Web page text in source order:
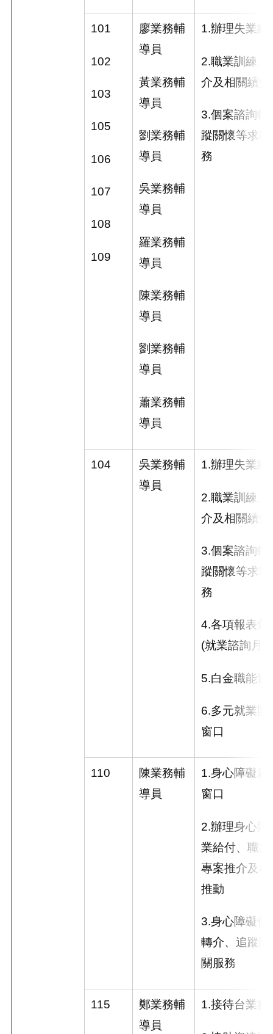
101
102
103
105
106
107
108
109
廖業務輔
導員
黃業務輔
導員
劉業務輔
導員
吳業務輔
導員
羅業務輔
導員
陳業務輔
導員
劉業務輔
導員
蕭業務輔
導員
1.辦理失業給
2.職業訓練、
介及相關績
3.個案諮詢轉
蹤關懷等求
務
104
吳業務輔
導員
1.辦理失業給
2.職業訓練、
介及相關績
3.個案諮詢轉
蹤關懷等求
務
4.各項報表彙
(就業諮詢月
5.白金職能窗
6.多元就業開
窗口
110
陳業務輔
導員
1.身心障礙就
窗口
2.辦理身心障
業給付、職
專案推介及
推動
3.身心障礙個
轉介、追蹤
關服務
115
鄭業務輔
導員
1.接待台業務